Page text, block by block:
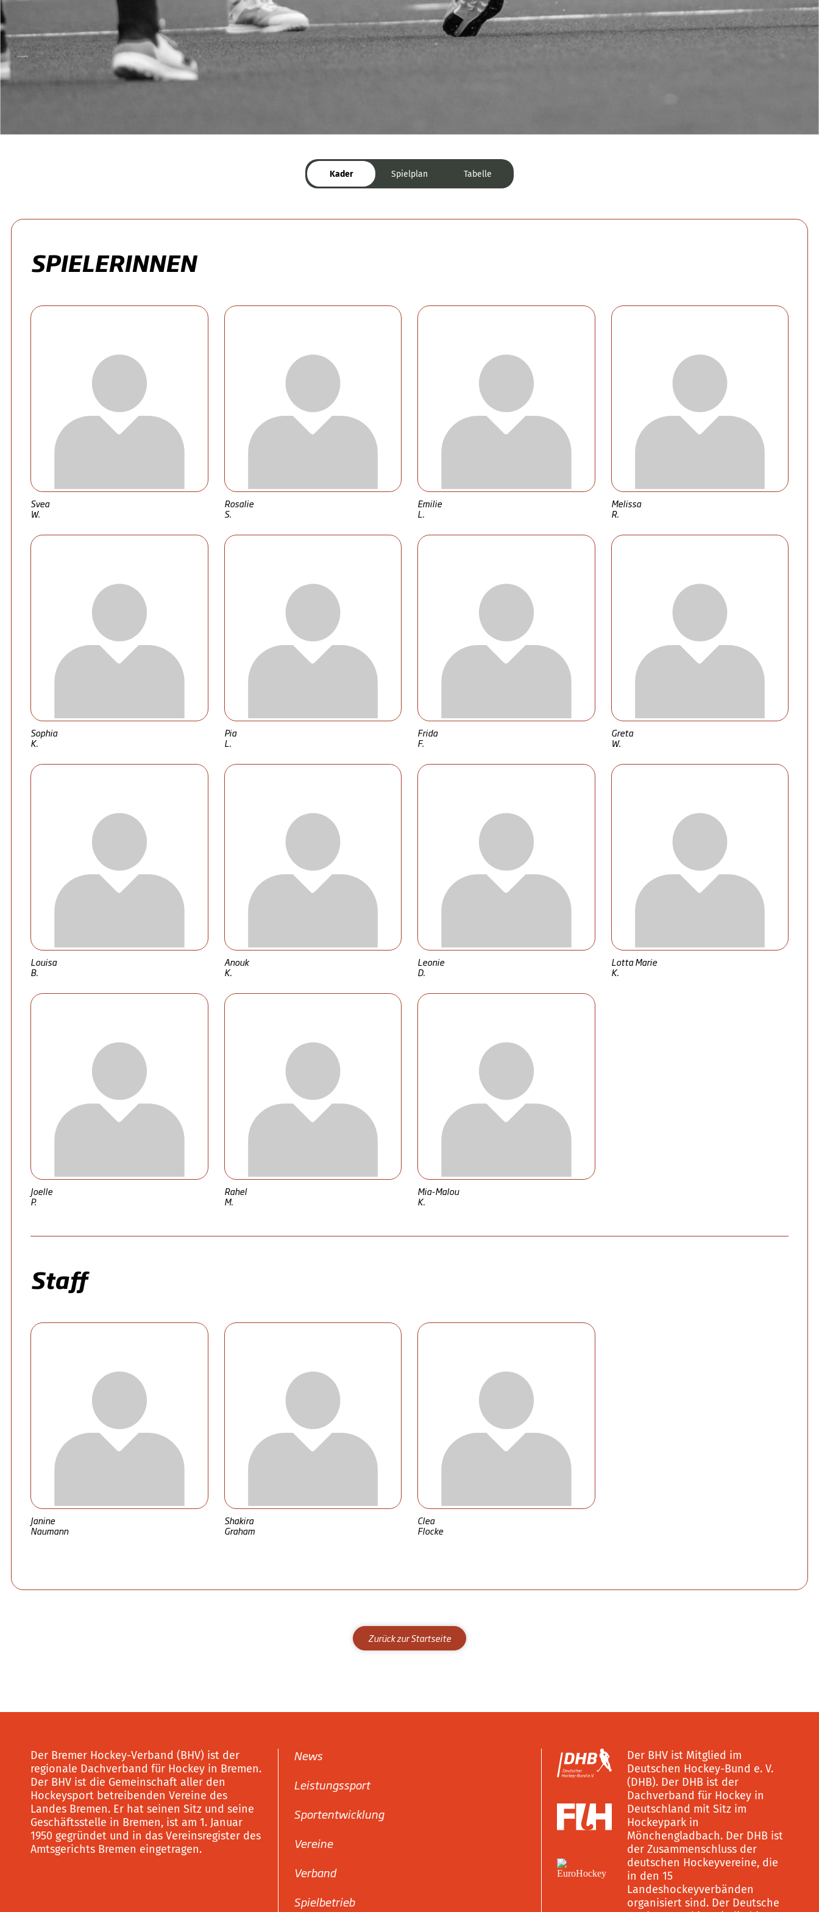
Kader Spielplan Tabelle
SPIELERINNEN
Svea
W.
Rosalie
S.
Emilie
L.
Melissa
R.
Sophia
K.
Pia
L.
Frida
F.
Greta
W.
Louisa
B.
Anouk
K.
Leonie
D.
Lotta Marie
K.
Joelle
P.
Rahel
M.
Mia-Malou
K.
Staff
Janine
Naumann
Shakira
Graham
Clea
Flocke
Zurück zur Startseite
Der Bremer Hockey-Verband (BHV) ist der
regionale Dachverband für Hockey in Bremen.
Der BHV ist die Gemeinschaft aller den
Hockeysport betreibenden Vereine des
Landes Bremen. Er hat seinen Sitz und seine
Geschäftsstelle in Bremen, ist am 1. Januar
1950 gegründet und in das Vereinsregister des
Amtsgerichts Bremen eingetragen.
News
Leistungssport
Sportentwicklung
Vereine
Verband
Spielbetrieb
Der BHV ist Mitglied im
Deutschen Hockey-Bund e. V.
(DHB). Der DHB ist der
Dachverband für Hockey in
Deutschland mit Sitz im
Hockeypark in
Mönchengladbach. Der DHB ist
der Zusammenschluss der
deutschen Hockeyvereine, die
in den 15
Landeshockeyverbänden
organisiert sind. Der Deutsche